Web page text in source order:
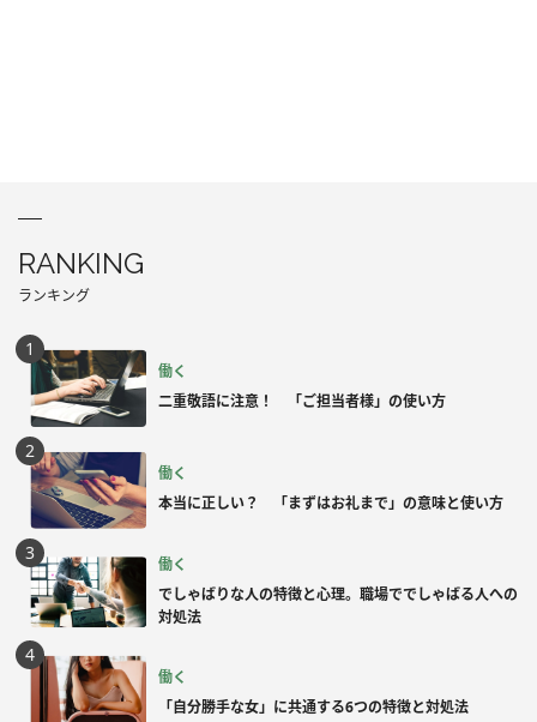
RANKING
ランキング
働く
二重敬語に注意！ 「ご担当者様」の使い方
働く
本当に正しい？ 「まずはお礼まで」の意味と使い方
働く
でしゃばりな人の特徴と心理。職場ででしゃばる人への
対処法
働く
「自分勝手な女」に共通する6つの特徴と対処法